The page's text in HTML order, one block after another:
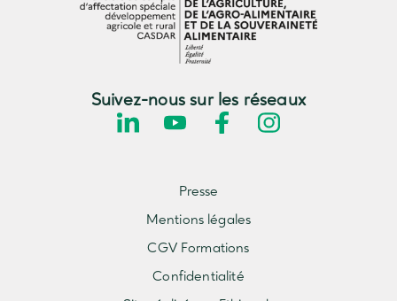
Suivez-nous sur les réseaux
Presse
Mentions légales
CGV Formations
Confidentialité